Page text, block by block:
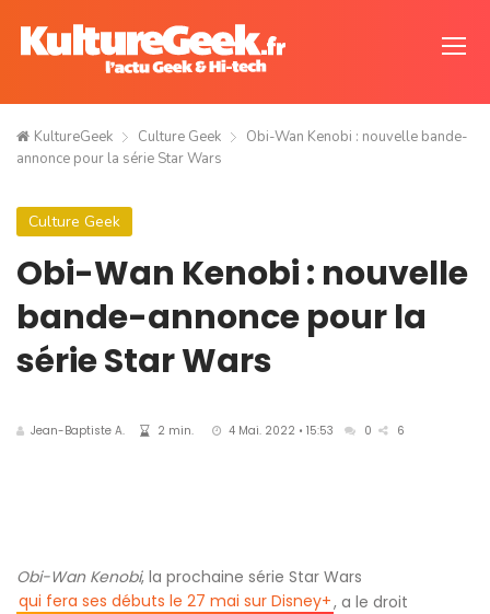
KultureGeek Culture Geek
Obi-Wan Kenobi : nouvelle bande-
annonce pour la série Star Wars
Culture Geek
Obi-Wan Kenobi : nouvelle
bande-annonce pour la
série Star Wars
Jean-Baptiste A. 2 min. 4 Mai. 2022 • 15:53 0 6
Obi-Wan Kenobi, la prochaine série Star Wars
qui fera ses débuts le 27 mai sur Disney+, a le droit